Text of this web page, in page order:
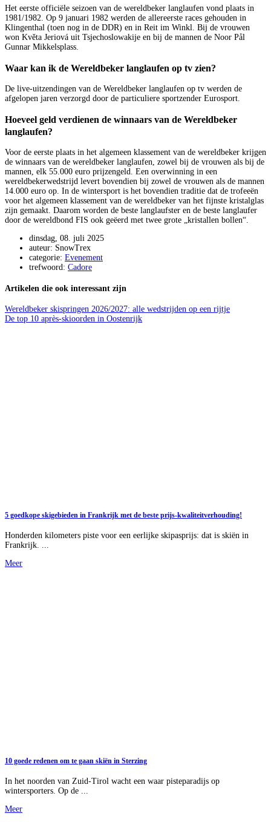
Het eerste officiële seizoen van de wereldbeker langlaufen vond plaats in
1981/1982. Op 9 januari 1982 werden de allereerste races gehouden in
Klingenthal (toen nog in de DDR) en in Reit im Winkl. Bij de vrouwen
won Květa Jeriová uit Tsjechoslowakije en bij de mannen de Noor Pål
Gunnar Mikkelsplass.
Waar kan ik de Wereldbeker langlaufen op tv zien?
De live-uitzendingen van de Wereldbeker langlaufen op tv werden de
afgelopen jaren verzorgd door de particuliere sportzender Eurosport.
Hoeveel geld verdienen de winnaars van de Wereldbeker
langlaufen?
Voor de eerste plaats in het algemeen klassement van de wereldbeker krijgen
de winnaars van de wereldbeker langlaufen, zowel bij de vrouwen als bij de
mannen, elk 55.000 euro prijzengeld. Een overwinning in een
wereldbekerwedstrijd levert bovendien bij zowel de vrouwen als de mannen
14.000 euro op. In de wintersport is het bovendien traditie dat de trofeeën
voor het algemeen klassement van de wereldbeker van het fijnste kristalglas
zijn gemaakt. Daarom worden de beste langlaufster en de beste langlaufer
door de wereldbond FIS ook geëerd met twee grote „kristallen bollen“.
dinsdag, 08. juli 2025
auteur: SnowTrex
categorie: Evenement
trefwoord: Cadore
Artikelen die ook interessant zijn
Wereldbeker skispringen 2026/2027: alle wedstrijden op een rijtje
De top 10 après-skioorden in Oostenrijk
5 goedkope skigebieden in Frankrijk met de beste prijs-kwaliteitverhouding!
Honderden kilometers piste voor een eerlijke skipasprijs: dat is skiën in
Frankrijk. ...
Meer
10 goede redenen om te gaan skiën in Sterzing
In het noorden van Zuid-Tirol wacht een waar pisteparadijs op
wintersporters. Op de ...
Meer